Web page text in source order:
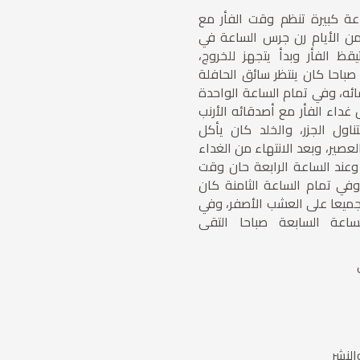
كبيرة تنظم وقت الفأر مع
الأيام رن جرس الساعة في
الفأر وبدأ يتجهز للخروج،
كان ينتظر سائق الحافلة
وفي تمام الساعة الواحدة
الفأر مع أصدقائه الأرنب
الجزر، والخلد كان يأكل
وبعد الانتهاء من الغداء
الساعة الرابعة حان وقت
تمام الساعة الثامنة كان
على العشب الأصفر، وفي
السابعة صباحا التقى